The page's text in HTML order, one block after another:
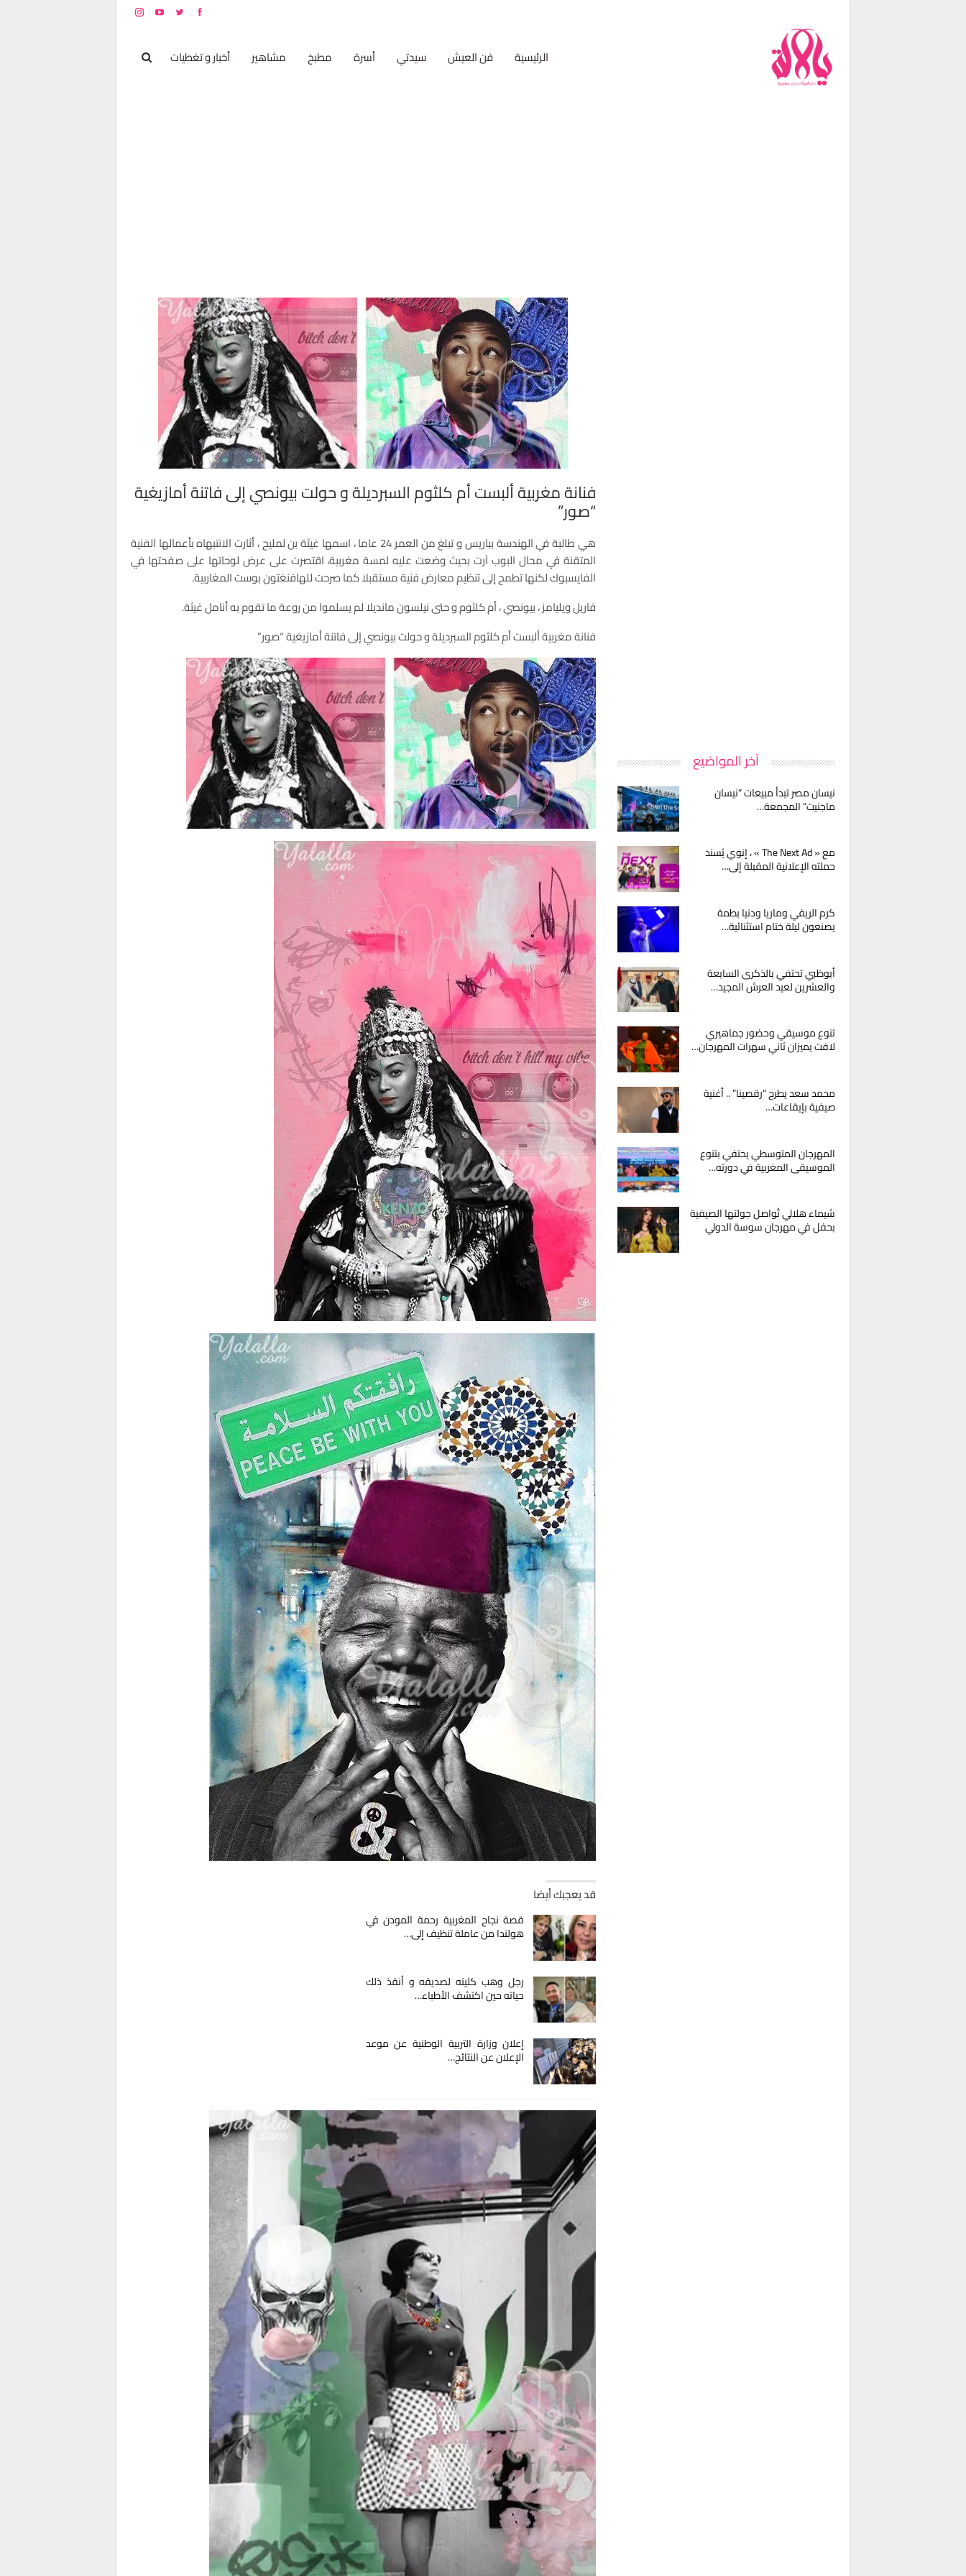
الرئيسية فن العيش سيدتي أسرة مطبخ مشاهير أخبار و تغطيات
فنانة مغربية ألبست أم كلثوم السبرديلة و حولت بيونصي إلى فاتنة أمازيغية
“صور”
هي طالبة في الهندسة بباريس و تبلغ من العمر 24 عاما ، اسمها غيثة بن لمليح ، أثارت الانتبهاه بأعمالها الفنية
المتقنة في محال البوب اَرت بحيث وضعت عليه لمسة مغربية، اقتصرت على عرض لوحاتها على صفحتها في
الفايسبوك لكنها تطمح إلى تنظيم معارض فنية مستقبلا كما صرحت للهافنغتون بوست المغاربية.
فاريل ويليامز ، بيونصي ، أم كلثوم و حتى نيلسون مانديلا لم يسلموا من روعة ما تقوم به أنامل غيثة.
فنانة مغربية ألبست أم كلثوم السبرديلة و حولت بيونصي إلى فاتنة أمازيغية “صور”
قد يعجبك أيضا
قصة نجاح المغربية رحمة المودن في
هولندا من عاملة تنظيف إلى…
رجل وهب كليته لصديقه و أنقذ ذلك
حياته حين اكتشف الأطباء…
إعلان وزارة التربية الوطنية عن موعد
الإعلان عن النتائج…
آخر المواضيع
نيسان مصر تبدأ مبيعات “نيسان
ماجنيت” المجمعة…
مع « The Next Ad » ، إنوي يُسند
حملته الإعلانية المقبلة إلى…
كرم الريفي وماريا ودنيا بطمة
يصنعون ليلة ختام استثنائية…
أبوظبي تحتفي بالذكرى السابعة
والعشرين لعيد العرش المجيد…
تنوع موسيقي وحضور جماهيري
لافت يميزان ثاني سهرات المهرجان…
محمد سعد يطرح “رقصينا” .. أغنية
صيفية بإيقاعات…
المهرجان المتوسطي يحتفي بتنوع
الموسيقى المغربية في دورته…
شيماء هلالي تُواصل جولتها الصيفية
بحفل في مهرجان سوسة الدولي